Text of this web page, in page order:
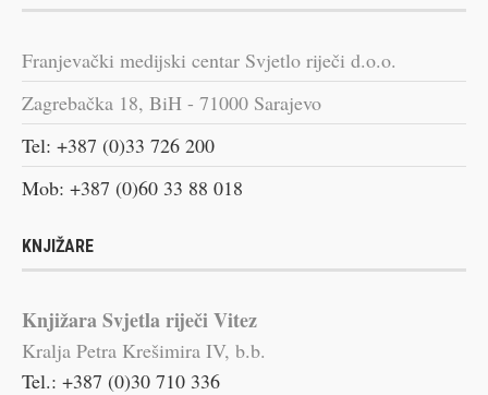
Franjevački medijski centar Svjetlo riječi d.o.o.
Zagrebačka 18, BiH - 71000 Sarajevo
Tel: +387 (0)33 726 200
Mob: +387 (0)60 33 88 018
KNJIŽARE
Knjižara Svjetla riječi Vitez
Kralja Petra Krešimira IV, b.b.
Tel.: +387 (0)30 710 336